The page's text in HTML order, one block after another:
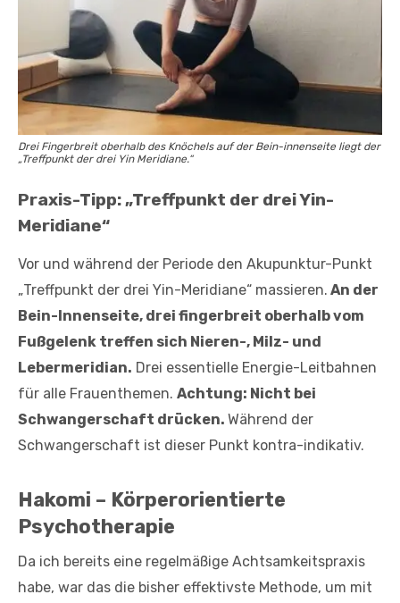
Drei Fingerbreit oberhalb des Knöchels auf der Bein-innenseite liegt der
„Treffpunkt der drei Yin Meridiane.“
Praxis-Tipp:„Treffpunkt der drei Yin-
Meridiane“
Vor und während der Periode den Akupunktur-Punkt
„Treffpunkt der drei Yin-Meridiane“ massieren. An der
Bein-Innenseite, drei fingerbreit oberhalb vom
Fußgelenk treffen sich Nieren-, Milz- und
Lebermeridian. Drei essentielle Energie-Leitbahnen
für alle Frauenthemen. Achtung: Nicht bei
Schwangerschaft drücken. Während der
Schwangerschaft ist dieser Punkt kontra-indikativ.
Hakomi – Körperorientierte
Psychotherapie
Da ich bereits eine regelmäßige Achtsamkeitspraxis
habe, war das die bisher effektivste Methode, um mit